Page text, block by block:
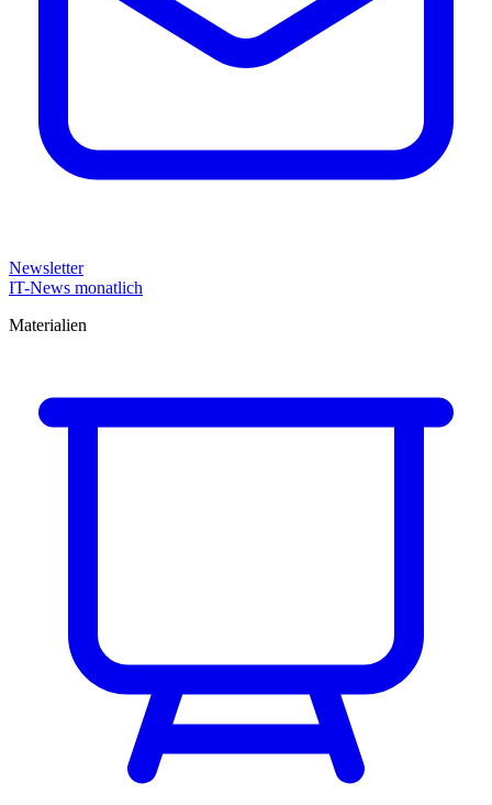
Newsletter
IT-News monatlich
Materialien